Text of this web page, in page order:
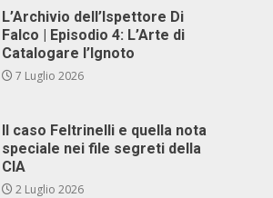
L’Archivio dell’Ispettore Di
Falco | Episodio 4: L’Arte di
Catalogare l’Ignoto
7 Luglio 2026
Il caso Feltrinelli e quella nota
speciale nei file segreti della
CIA
2 Luglio 2026